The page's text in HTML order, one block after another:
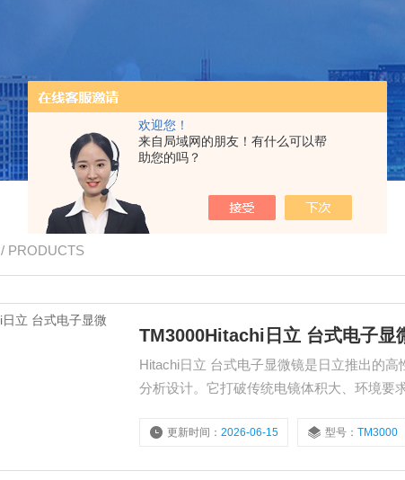
欢迎您！
来自局域网的朋友！有什么可以帮
助您的吗？
/ PRODUCTS
TM3000Hitachi日立 台式电子显
Hitachi日立 台式电子显微镜是日立推出的
分析设计。它打破传统电镜体积大、环境要
器租赁/销售］
更新时间：2026-06-15 型号：TM3000